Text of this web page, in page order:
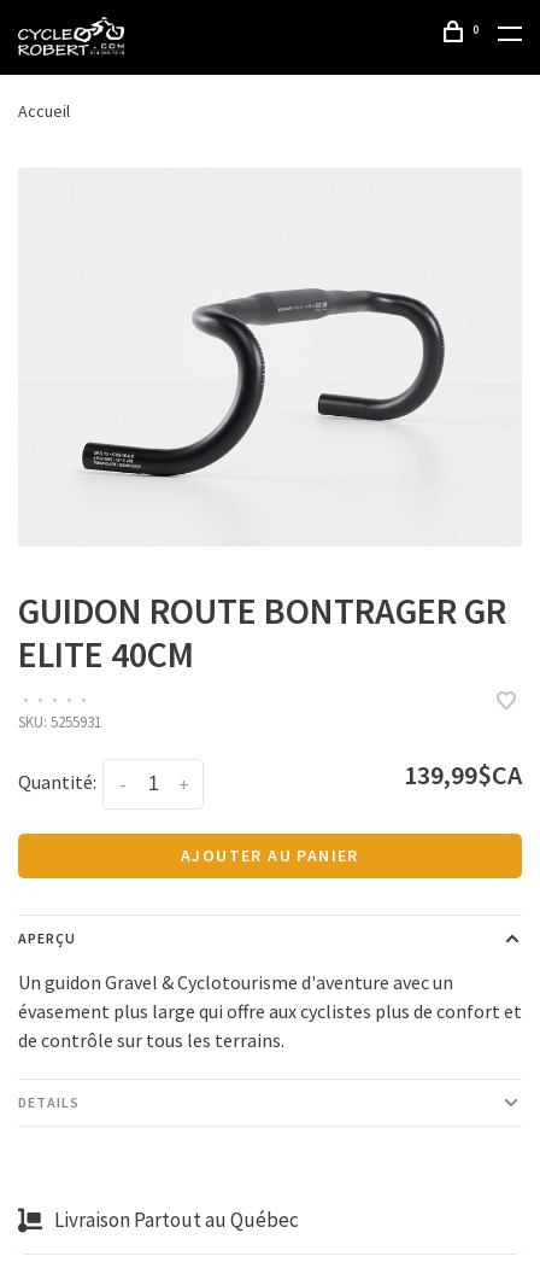
0
Accueil
GUIDON ROUTE BONTRAGER GR
ELITE 40CM
• • • • •
SKU: 5255931
Quantité: +
- 139,99$CA
AJOUTER AU PANIER
APERÇU
Un guidon Gravel & Cyclotourisme d'aventure avec un
évasement plus large qui offre aux cyclistes plus de confort et
de contrôle sur tous les terrains.
DETAILS
Livraison Partout au Québec